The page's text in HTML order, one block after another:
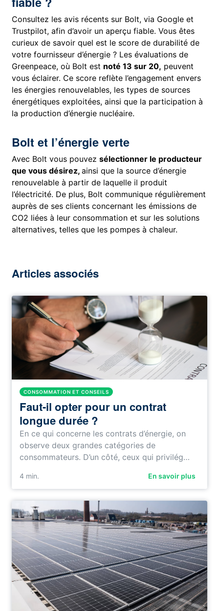
Consultez les avis récents sur Bolt, via Google et
Trustpilot, afin d’avoir un aperçu fiable. Vous êtes
curieux de savoir quel est le score de durabilité de
votre fournisseur d’énergie ? Les évaluations de
Greenpeace, où Bolt est noté 13 sur 20, peuvent
vous éclairer. Ce score reflète l’engagement envers
les énergies renouvelables, les types de sources
énergétiques exploitées, ainsi que la participation à
la production d’énergie nucléaire.
Bolt et l’énergie verte
Avec Bolt vous pouvez sélectionner le producteur
que vous désirez, ainsi que la source d’énergie
renouvelable à partir de laquelle il produit
l’électricité. De plus, Bolt communique régulièrement
auprès de ses clients concernant les émissions de
CO2 liées à leur consommation et sur les solutions
alternatives, telles que les pompes à chaleur.
Articles associés
CONSOMMATION ET CONSEILS
Faut-il opter pour un contrat
longue durée ?
En ce qui concerne les contrats d’énergie, on
observe deux grandes catégories de
consommateurs. D’un côté, ceux qui privilég…
4 min. En savoir plus